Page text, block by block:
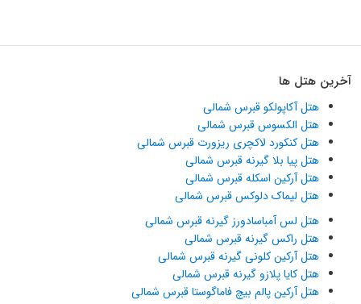
آخرین هتل ها
هتل آکاپولکو قبرس شمالی
هتل الکسوس قبرس شمالی
هتل کنکورد لاکچری ریزورت قبرس شمالی
هتل پیا بلا گیرنه قبرس شمالی
هتل آرکین اسکله قبرس شمالی
هتل لیماک دلوکس قبرس شمالی
هتل لس آمباسادورز گیرنه قبرس شمالی
هتل راکس گیرنه قبرس شمالی
هتل آرکین کلونی گیرنه قبرس شمالی
هتل کایا پلازو گیرنه قبرس شمالی
هتل آرکین پالم بیچ فاماگوستا قبرس شمالی